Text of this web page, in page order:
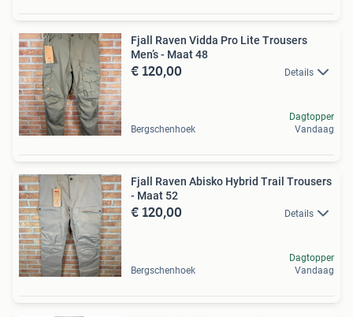
Fjall Raven Vidda Pro Lite Trousers
Men’s - Maat 48
€ 120,00 Details
Bergschenhoek
Dagtopper
Vandaag
Fjall Raven Abisko Hybrid Trail Trousers
- Maat 52
€ 120,00 Details
Bergschenhoek
Dagtopper
Vandaag